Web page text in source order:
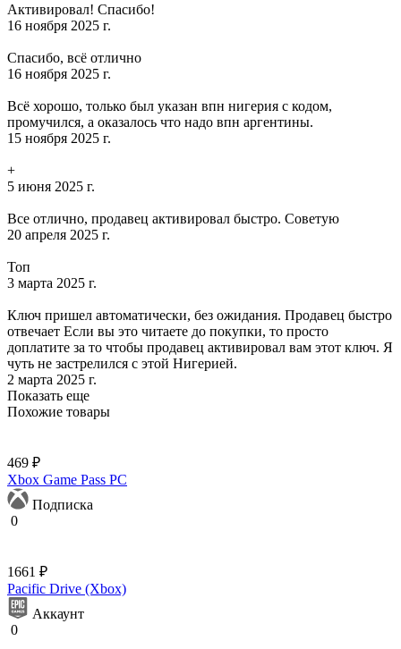
Активировал! Спасибо!
16 ноября 2025 г.
Спасибо, всё отлично
16 ноября 2025 г.
Всё хорошо, только был указан впн нигерия с кодом,
промучился, а оказалось что надо впн аргентины.
15 ноября 2025 г.
+
5 июня 2025 г.
Все отлично, продавец активировал быстро. Советую
20 апреля 2025 г.
Топ
3 марта 2025 г.
Ключ пришел автоматически, без ожидания. Продавец быстро
отвечает Если вы это читаете до покупки, то просто
доплатите за то чтобы продавец активировал вам этот ключ. Я
чуть не застрелился с этой Нигерией.
2 марта 2025 г.
Показать еще
Похожие товары
469 ₽
Xbox Game Pass PC
Подписка
0
1661 ₽
Pacific Drive (Xbox)
Аккаунт
0